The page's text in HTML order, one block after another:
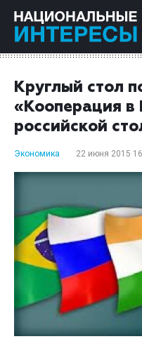
Круглый стол
«Кооперация в
российской
Экономика 22 июня 2015